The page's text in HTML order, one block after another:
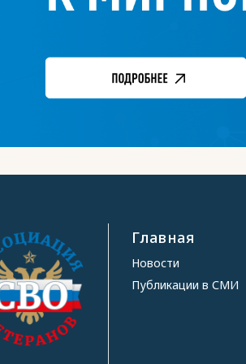
Главная
Новости
Публикации в СМИ